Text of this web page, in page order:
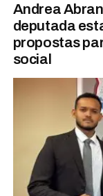
Andrea
deputada
propostas
social